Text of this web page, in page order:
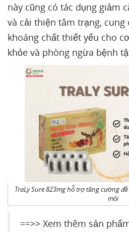
này cũng có tác dụng giảm
và cải thiện tâm trạng, cung
khoáng chất thiết yếu cho
khỏe và phòng ngừa bệnh
TraLy Sure 823mg hỗ trợ tăng cường
mỏi
==>> Xem thêm sản